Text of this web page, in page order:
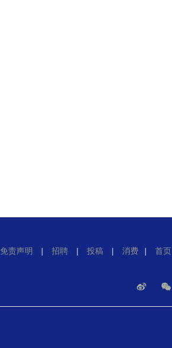
免责声明 | 招聘 | 投稿 | 消费 | 首页